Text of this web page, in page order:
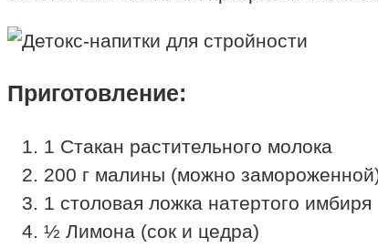
Приготовление:
1 Стакан растительного молока
200 г малины (можно
1 столовая ложка натертого имбиря
½ Лимона (сок и цедра)